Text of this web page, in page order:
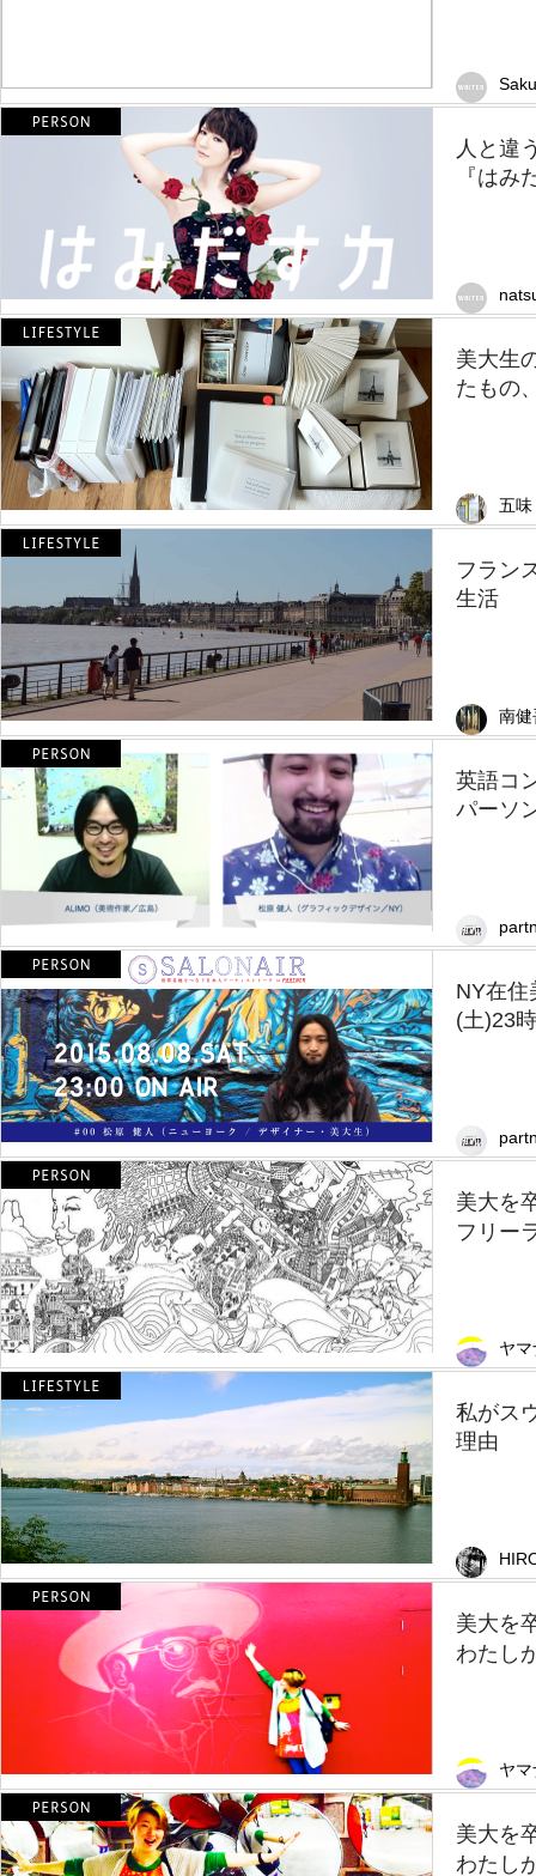
人と違
『は
美大生
たもの
五味
フラン
生活
南健
英語コ
パーソ
NY在住
(土)23
美大を
フリー
ヤ
私がス
理由
美大を
わたし
ヤ
美大を
わたし